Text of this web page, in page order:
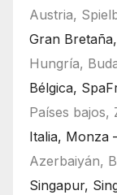
Austria,
Gran
Hungría,
Bélgica,
Países bajos,
Italia, Monza
Azerbaiyán,
Singapur,